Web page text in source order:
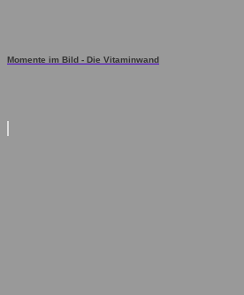
Momente im Bild - Die Vitaminwand